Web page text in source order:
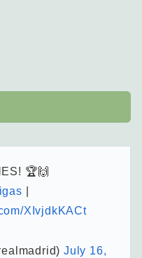
🏆🙌
XIvjdkKACt
July 16,